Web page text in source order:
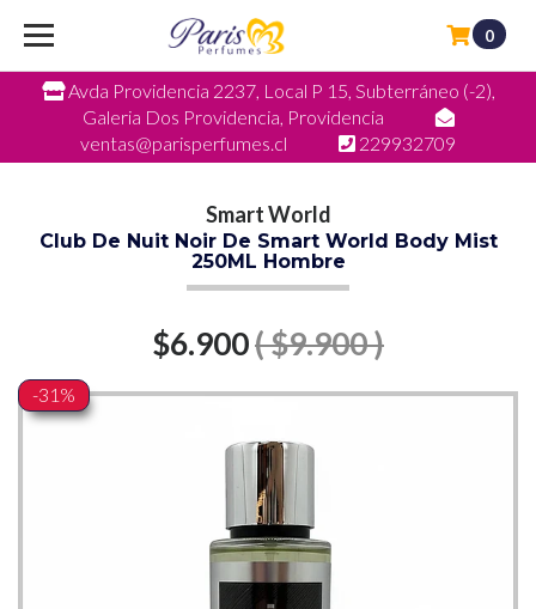
Avda Providencia 2237, Local P 15, Subterráneo (-2),
Galeria Dos Providencia, Providencia
ventas@parisperfumes.cl
229932709
0
Smart World
Club De Nuit Noir De Smart World Body Mist
250ML Hombre
$6.900( $9.900 )
-31%